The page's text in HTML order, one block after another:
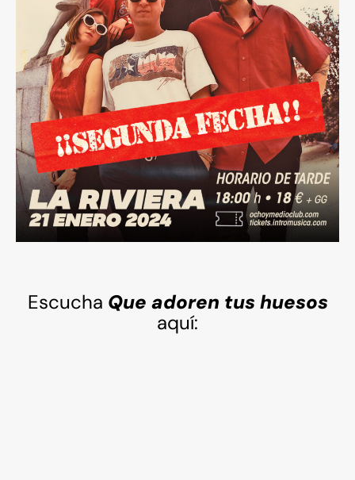
Escucha Que adoren tus huesos
aquí: